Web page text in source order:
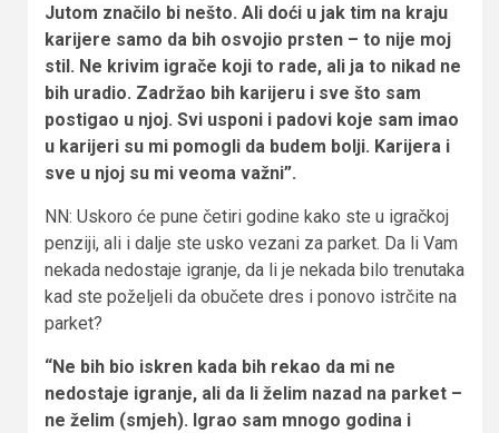
Jutom značilo bi nešto. Ali doći u jak tim na kraju
karijere samo da bih osvojio prsten – to nije moj
stil. Ne krivim igrače koji to rade, ali ja to nikad ne
bih uradio. Zadržao bih karijeru i sve što sam
postigao u njoj. Svi usponi i padovi koje sam imao
u karijeri su mi pomogli da budem bolji. Karijera i
sve u njoj su mi veoma važni”.
NN: Uskoro će pune četiri godine kako ste u igračkoj
penziji, ali i dalje ste usko vezani za parket. Da li Vam
nekada nedostaje igranje, da li je nekada bilo trenutaka
kad ste poželjeli da obučete dres i ponovo istrčite na
parket?
“Ne bih bio iskren kada bih rekao da mi ne
nedostaje igranje, ali da li želim nazad na parket –
ne želim (smjeh). Igrao sam mnogo godina i